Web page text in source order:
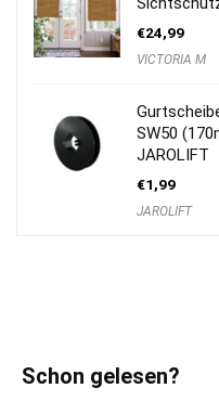
€24,99
VICTORIA M
SW50
JAROLIFT
€1,99
JAROLIFT
Schon gelesen?